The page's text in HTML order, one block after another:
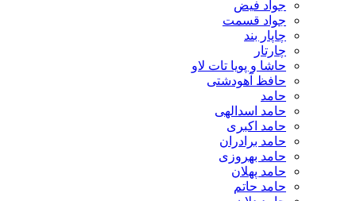
جواد فیض
جواد قسمت
چاپار بند
چارتار
حاشا و پویا تات لاو
حافظ آهودشتی
حامد
حامد اسدالهی
حامد اکبری
حامد برادران
حامد بهروزی
حامد پهلان
حامد حاتم